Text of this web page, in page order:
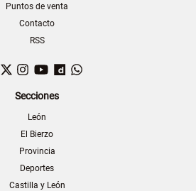
Puntos de venta
Contacto
RSS
Facebook
TwitterInstagram
YouTubeDailymotion
Secciones
León
El Bierzo
Provincia
Deportes
Castilla y León